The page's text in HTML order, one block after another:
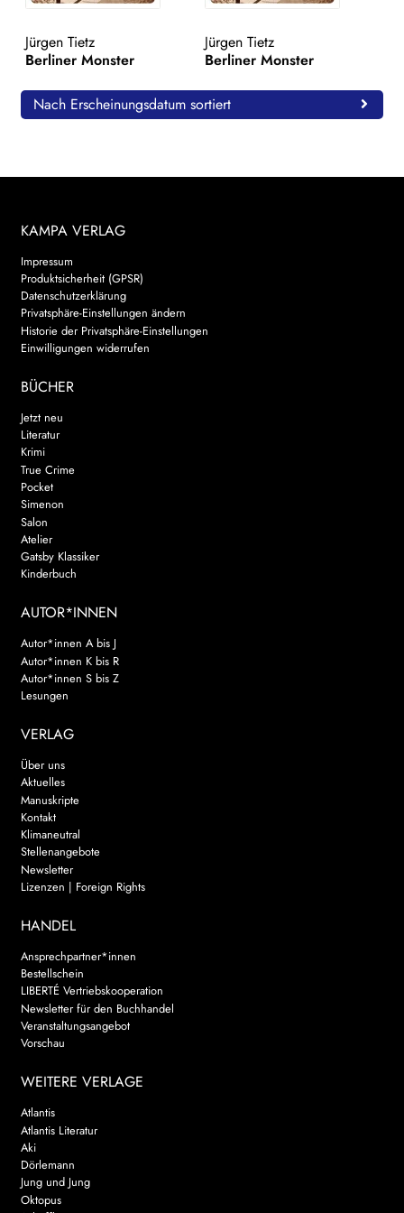
Search:
Jürgen Tietz
Berliner Monster
Jürgen Tietz
Berliner Monster
Nach Erscheinungsdatum sortiert
KAMPA VERLAG
Impressum
Produktsicherheit (GPSR)
Datenschutzerklärung
Privatsphäre-Einstellungen ändern
Historie der Privatsphäre-Einstellungen
Einwilligungen widerrufen
BÜCHER
Jetzt neu
Literatur
Krimi
True Crime
Pocket
Simenon
Salon
Atelier
Gatsby Klassiker
Kinderbuch
AUTOR*INNEN
Autor*innen A bis J
Autor*innen K bis R
Autor*innen S bis Z
Lesungen
VERLAG
Über uns
Aktuelles
Manuskripte
Kontakt
Klimaneutral
Stellenangebote
Newsletter
Lizenzen | Foreign Rights
HANDEL
Ansprechpartner*innen
Bestellschein
LIBERTÉ Vertriebskooperation
Newsletter für den Buchhandel
Veranstaltungsangebot
Vorschau
WEITERE VERLAGE
Atlantis
Atlantis Literatur
Aki
Dörlemann
Jung und Jung
Oktopus